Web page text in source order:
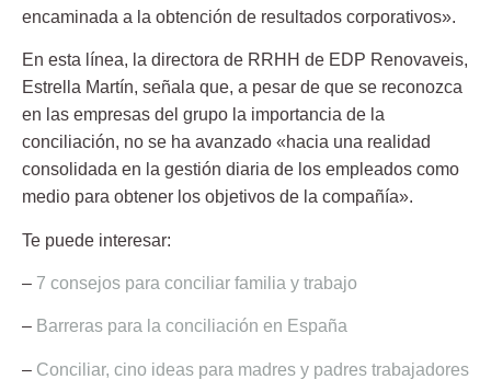
encaminada a la obtención de resultados corporativos».
En esta línea, la directora de RRHH de EDP Renovaveis,
Estrella Martín, señala que, a pesar de que se reconozca
en las empresas del grupo la importancia de la
conciliación, no se ha avanzado «hacia una realidad
consolidada en la gestión diaria de los empleados como
medio para obtener los objetivos de la compañía».
Te puede interesar:
– 7 consejos para conciliar familia y trabajo
– Barreras para la conciliación en España
– Conciliar, cino ideas para madres y padres trabajadores